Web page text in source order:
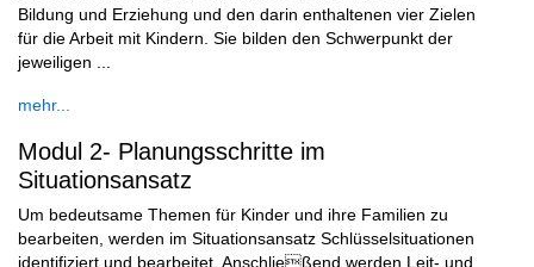
Bildung und Erziehung und den darin enthaltenen vier Zielen
für die Arbeit mit Kindern. Sie bilden den Schwerpunkt der
jeweiligen ...
mehr...
Modul 2- Planungsschritte im
Situationsansatz
Um bedeutsame Themen für Kinder und ihre Familien zu
bearbeiten, werden im Situationsansatz Schlüsselsituationen
identifiziert und bearbeitet. Anschließend werden Leit- und